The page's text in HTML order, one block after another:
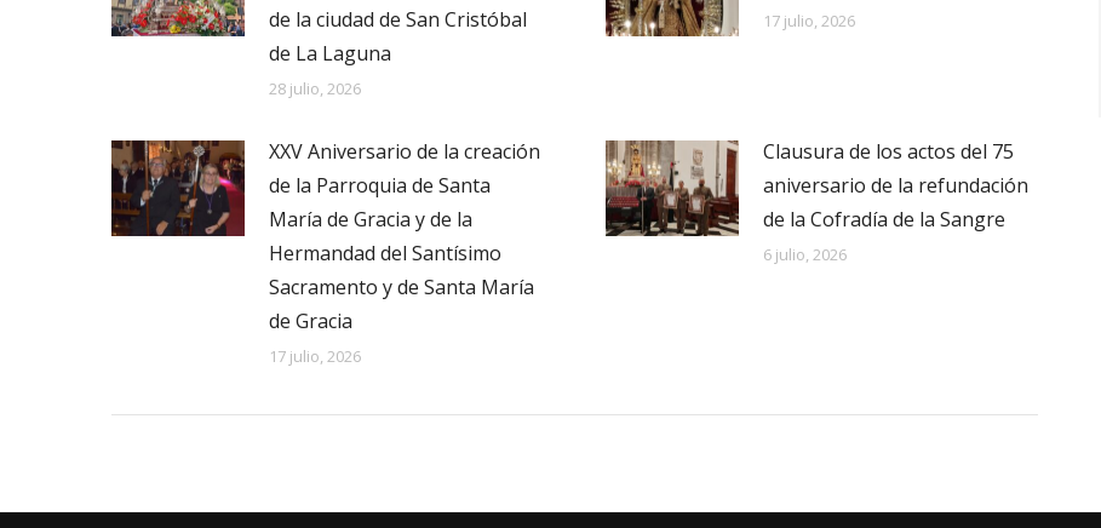
de la ciudad de San Cristóbal
de La Laguna
28 julio, 2026
17 julio, 2026
XXV Aniversario de la creación
de la Parroquia de Santa
María de Gracia y de la
Hermandad del Santísimo
Sacramento y de Santa María
de Gracia
17 julio, 2026
Clausura de los actos del 75
aniversario de la refundación
de la Cofradía de la Sangre
6 julio, 2026